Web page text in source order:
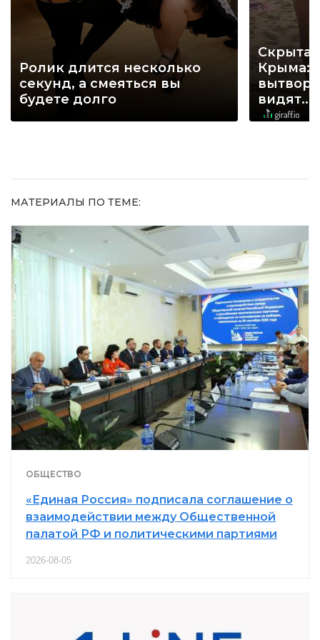
Ролик длится несколько
секунд, а смеяться вы
будете долго
Крыма:
видят...
МАТЕРИАЛЫ ПО ТЕМЕ:
ОБЩЕСТВО
«Единая Россия» подписала соглашение о
взаимодействии между Общественной
палатой РФ и политическими партиями
2026-08-05